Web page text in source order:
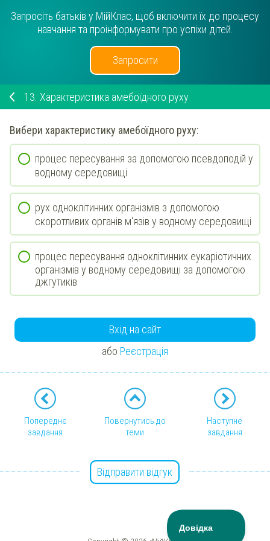
Запросіть батьків у МійКлас, щоб включити їх до процесу
навчання та проінформувати про успіхи дітей.
Запросити
13. Характеристика амебоїдного руху
Вибери характеристику амебоїдного руху:
процес пересування за допомогою псевдоподій у
водному середовищі
рух одноклітинних організмів з допомогою
скоротливих органів м'язів у водному середовищі
процес пересування одноклітинних еукаріотичних
організмів у водному середовищі за допомогою
джгутиків
Вхід на сайт
або Реєстрація
Попереднє
завдання
Повернутись до
теми
Наступне
завдання
Відправити відгук